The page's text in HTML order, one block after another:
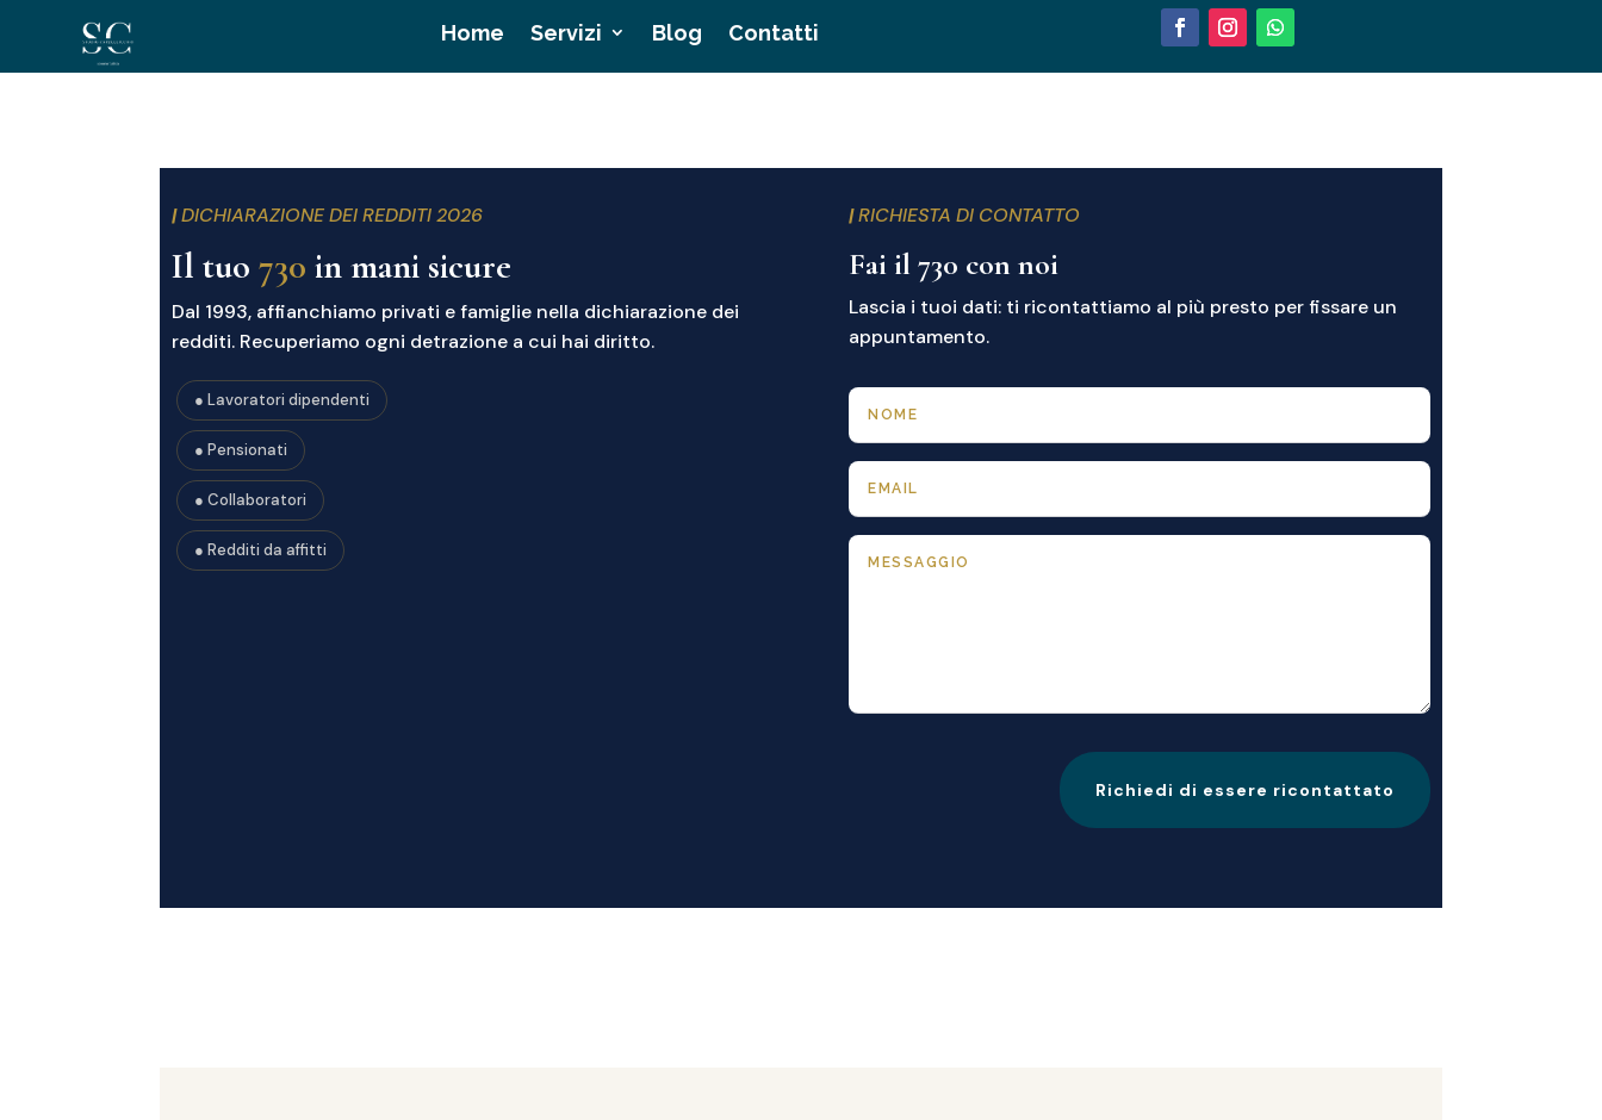
Home Servizi Blog Contatti
Home Servizi Blog Contatti
|DICHIARAZIONE DEI REDDITI 2026
Il tuo730 in mani sicure
Dal 1993, affianchiamo privati e famiglie nella dichiarazione dei
redditi. Recuperiamo ogni detrazione a cui hai diritto.
● Lavoratori dipendenti
● Pensionati
● Collaboratori
● Redditi da affitti
| RICHIESTA DI CONTATTO
Fai il 730 con noi
Lascia i tuoi dati: ti ricontattiamo al più presto per fissare un
appuntamento.
Richiedi di essere ricontattato